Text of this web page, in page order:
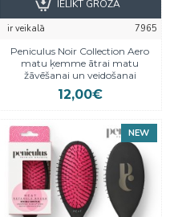
ir veikalā
7965
Peniculus Noir Collection Aero
matu ķemme ātrai matu
žāvēšanai un veidošanai
12,00€
IELIKT GROZĀ
NEW